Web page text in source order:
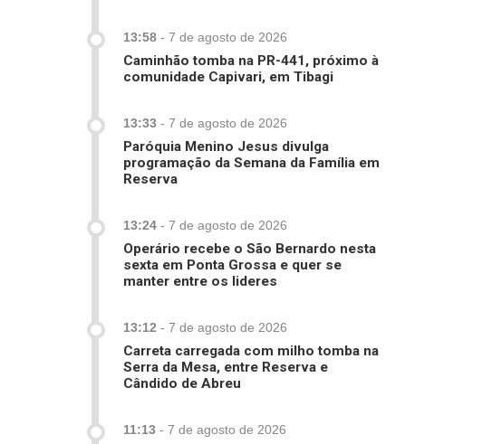
13:58 - 7 de agosto de 2026
Caminhão tomba na PR-441, próximo à
comunidade Capivari, em Tibagi
13:33 - 7 de agosto de 2026
Paróquia Menino Jesus divulga
programação da Semana da Família em
Reserva
13:24 - 7 de agosto de 2026
Operário recebe o São Bernardo nesta
sexta em Ponta Grossa e quer se
manter entre os lideres
13:12 - 7 de agosto de 2026
Carreta carregada com milho tomba na
Serra da Mesa, entre Reserva e
Cândido de Abreu
11:13 - 7 de agosto de 2026